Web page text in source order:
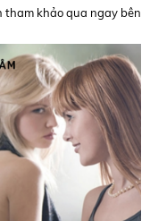
tham khảo qua ngay bên